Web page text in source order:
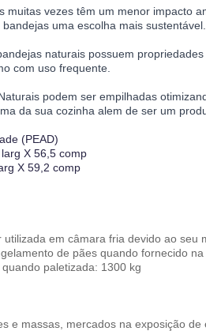
muitas vezes têm um menor impacto
uma escolha mais sustentável.
naturais possuem
com uso frequente.
podem ser empilhadas
da sua cozinha alem de ser um
(PEAD)
X 56,5 comp
X 59,2 comp
em câmara fria devido ao seu
de pães quando fornecido
paletizada: 1300 kg
e massas, mercados na exposição de